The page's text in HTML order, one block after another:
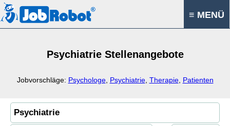
≡ MENÜ
Psychiatrie Stellenangebote
Jobvorschläge: Psychologe, Psychiatrie, Therapie, Patienten